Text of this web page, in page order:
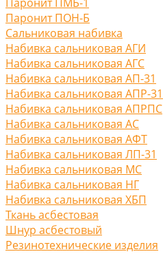
Паронит ПОН-Б
Сальниковая набивка
Набивка сальниковая АГИ
Набивка сальниковая АГС
Набивка сальниковая АП-31
Набивка сальниковая АПР-31
Набивка сальниковая АПРПС
Набивка сальниковая АС
Набивка сальниковая АФТ
Набивка сальниковая ЛП-31
Набивка сальниковая МС
Набивка сальниковая НГ
Набивка сальниковая ХБП
Ткань асбестовая
Шнур асбестовый
Резинотехнические изделия